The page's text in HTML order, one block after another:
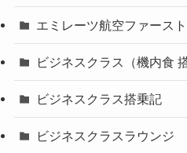
エミレーツ航空ファース
ビジネスクラス（機内食
ビジネスクラス搭乗記
ビジネスクラスラウンジ